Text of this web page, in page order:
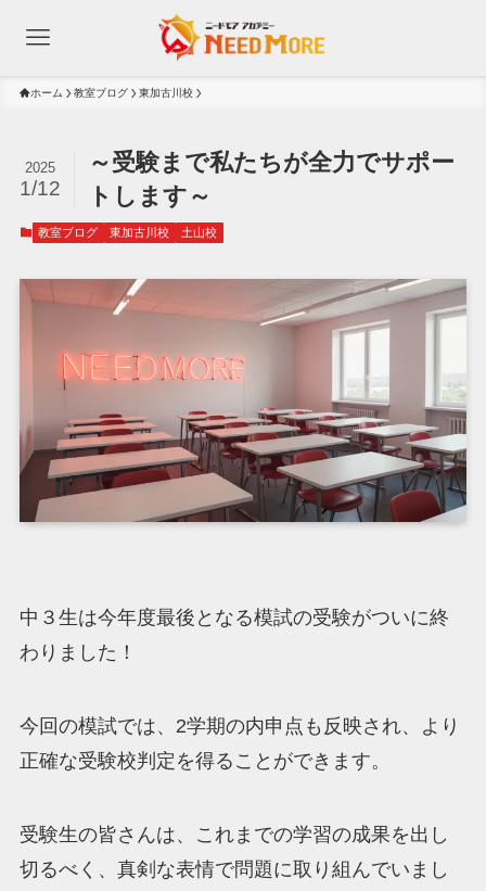
ホーム 教室ブログ 東加古川校
～受験まで私たちが全力でサポー
トします～
2025
1/12
教室ブログ 東加古川校 土山校
中３生は今年度最後となる模試の受験がついに終
わりました！
今回の模試では、2学期の内申点も反映され、より
正確な受験校判定を得ることができます。
受験生の皆さんは、これまでの学習の成果を出し
切るべく、真剣な表情で問題に取り組んでいまし